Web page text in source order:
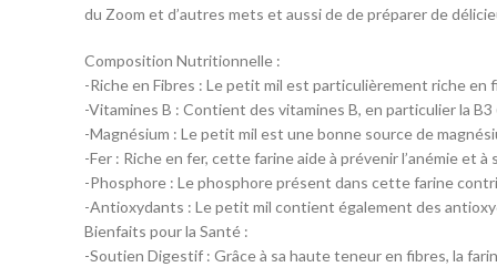
du Zoom et d’autres mets et aussi de de préparer de
Composition Nutritionnelle :
-Riche en Fibres : Le petit mil est particulièrement riche en
-Vitamines B : Contient des vitamines B, en particulier la
-Magnésium : Le petit mil est une bonne source de
-Fer : Riche en fer, cette farine aide à prévenir l’anémie et
-Phosphore : Le phosphore présent dans cette farine
-Antioxydants : Le petit mil contient également des
Bienfaits pour la Santé :
-Soutien Digestif : Grâce à sa haute teneur en fibres, la